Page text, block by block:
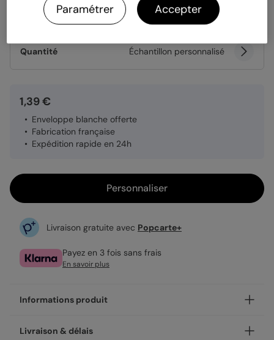
Papier Papier Satiné
Quantité Échantillon personnalisé
1,39 €
Enveloppe blanche offerte
Fabrication française
Expédition rapide en 24h
Personnaliser
Livraison gratuite avec Popcarte+
Payez en 3 fois sans frais
En savoir plus
Informations produit
Personnalisez votre invitation anniversaire de mariage Effet
Livraison & délais
Paramétrer Accepter